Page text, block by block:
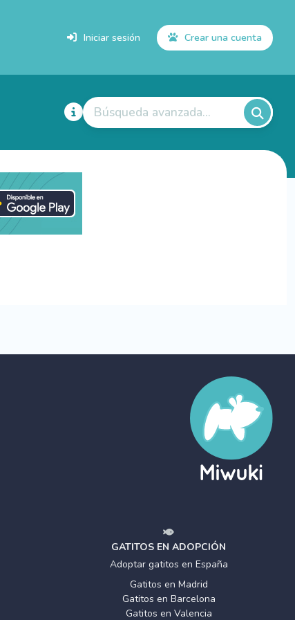
Iniciar sesión Crear una cuenta
Búsqueda avanzada...
GATITOS EN ADOPCIÓN
Adoptar gatitos en España
Gatitos en Madrid
Gatitos en Barcelona
Gatitos en Valencia